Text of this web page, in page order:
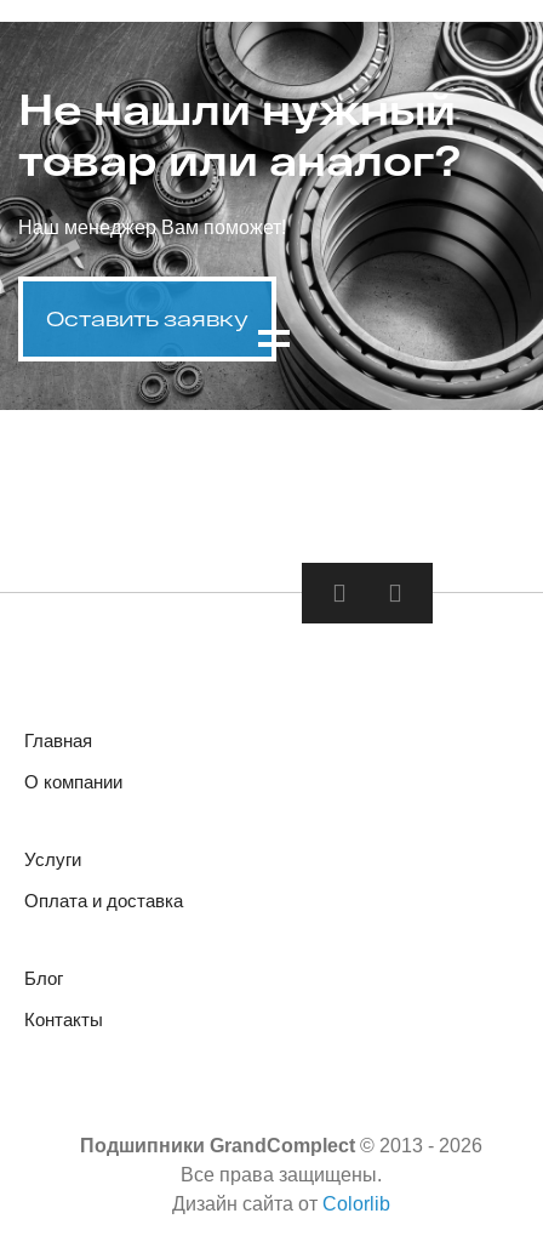
Не нашли нужный
товар или аналог?
Наш менеджер Вам поможет!
Оставить заявку
Главная
О компании
Услуги
Оплата и доставка
Блог
Контакты
Подшипники GrandComplect© 2013 - 2026
Все права защищены.
Дизайн сайта от Colorlib